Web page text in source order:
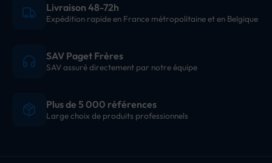
Livraison 48-72h
Expédition rapide en France métropolitaine et en Belgique
SAV Paget Frères
SAV assuré directement par notre équipe
Plus de 5 000 références
Large choix de produits professionnels